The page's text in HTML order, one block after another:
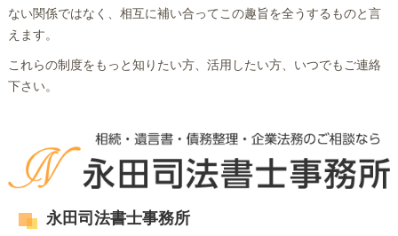
ない関係ではなく、相互に補い合ってこの趣旨を全うするものと言
えます。
これらの制度をもっと知りたい方、活用したい方、いつでもご連絡
下さい。
永田司法書士事務所